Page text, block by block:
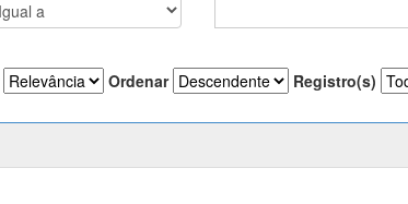
Ordenar Registro(s)